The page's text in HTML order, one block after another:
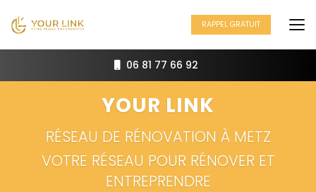
au
contenu
principal
06 81 77 66 92
RAPPEL GRATUIT
YOUR LINK
RÉSEAU DE RÉNOVATION À METZ
VOTRE RÉSEAU POUR RÉNOVER ET
ENTREPRENDRE